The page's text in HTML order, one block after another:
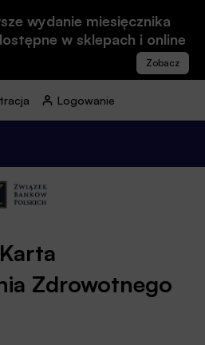
wydanie miesięcznika
w sklepach i online
Logowanie
Zdrowotnego